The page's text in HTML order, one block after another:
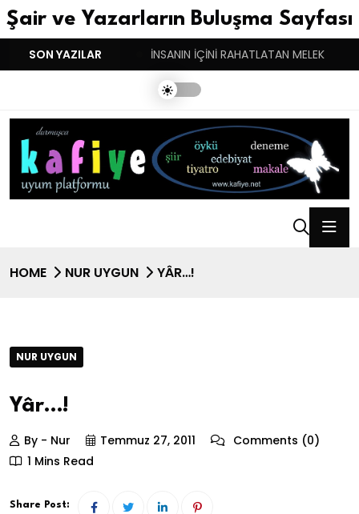
Şair ve Yazarların Buluşma Sayfası
SON YAZILAR
BASARINDIR! İNSANIN İÇİNİ RAHATLATAN MELEK
HOME NUR UYGUN YÂR…!
NUR UYGUN
Yâr…!
By - Nur Temmuz 27, 2011
Comments (0)
1 Mins Read
Share Post: